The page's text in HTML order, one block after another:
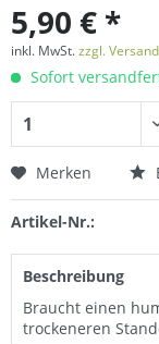
5,90 € *
inkl. MwSt.zzgl.
Sofort
Merken
Artikel-Nr.:
Beschreibung
Braucht einen
trockeneren